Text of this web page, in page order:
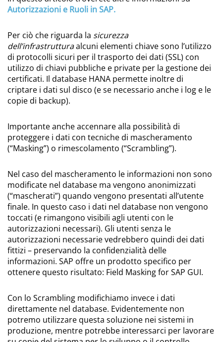
Autorizzazioni e Ruoli in SAP.
Per ciò che riguarda la sicurezza
dell’infrastrutturaalcuni elementi chiave sono l’utilizzo
di protocolli sicuri per il trasporto dei dati (SSL) con
utilizzo di chiavi pubbliche e private per la gestione dei
certificati. Il database HANA permette inoltre di
criptare i dati sul disco (e se necessario anche i log e le
copie di backup).
Importante anche accennare alla possibilità di
proteggere i dati con tecniche di mascheramento
(“Masking”) o rimescolamento (“Scrambling”).
Nel caso del mascheramento le informazioni non sono
modificate nel database ma vengono anonimizzati
(“mascherati”) quando vengono presentati all’utente
finale. In questo caso i dati nel database non vengono
toccati (e rimangono visibili agli utenti con le
autorizzazioni necessari). Gli utenti senza le
autorizzazioni necessarie vedrebbero quindi dei dati
fittizi – preservando la confidenzialità delle
informazioni. SAP offre un prodotto specifico per
ottenere questo risultato: Field Masking for SAP GUI.
Con lo Scrambling modifichiamo invece i dati
direttamente nel database. Evidentemente non
potremo utilizzare questa soluzione nei sistemi in
produzione, mentre potrebbe interessarci per lavorare